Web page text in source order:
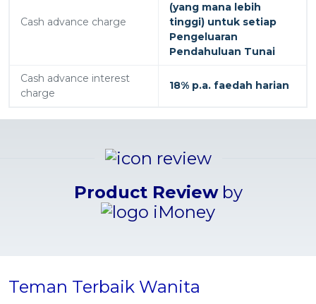
Cash advance charge
(yang mana lebih
tinggi) untuk setiap
Pengeluaran
Pendahuluan Tunai
Cash advance interest
charge
18% p.a. faedah harian
Product Reviewby
Teman Terbaik Wanita